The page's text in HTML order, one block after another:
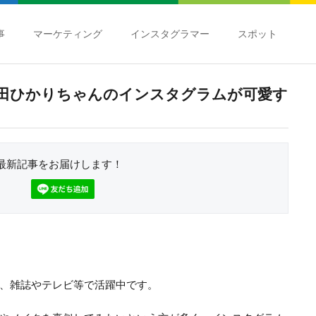
マーケティング インスタグラマー スポット
ひかりちゃんのインスタグラムが可愛す
新記事をお届けします！
雑誌やテレビ等で活躍中です。